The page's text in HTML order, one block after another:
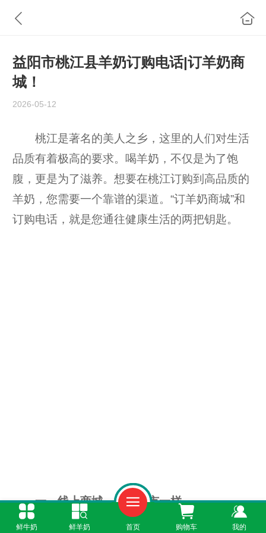
益阳市桃江县羊奶订购电话|订羊奶商
城！
2026-05-12
桃江是著名的美人之乡，这里的人们对生活
品质有着极高的要求。喝羊奶，不仅是为了饱
腹，更是为了滋养。想要在桃江订购到高品质的
羊奶，您需要一个靠谱的渠道。“订羊奶商城”和
订购电话，就是您通往健康生活的两把钥匙。
一、线上商城，像逛超市一样
鲜牛奶 鲜羊奶 首页 购物车 我的